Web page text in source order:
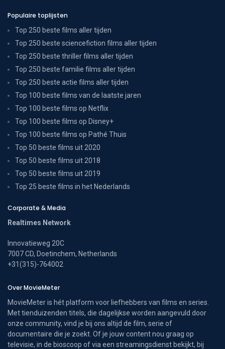
Populaire toplijsten
Top 250 beste films aller tijden
Top 250 beste sciencefiction films aller tijden
Top 250 beste thriller films aller tijden
Top 250 beste familie films aller tijden
Top 250 beste actie films aller tijden
Top 100 beste films van de laatste jaren
Top 100 beste films op Netflix
Top 100 beste films op Disney+
Top 100 beste films op Pathé Thuis
Top 50 beste films uit 2020
Top 50 beste films uit 2018
Top 50 beste films uit 2019
Top 25 beste films in het Nederlands
Corporate & Media
Realtimes Network
Innovatieweg 20C
7007 CD, Doetinchem, Netherlands
+31(315)-764002
Over MovieMeter
MovieMeter is hét platform voor liefhebbers van films en series.
Met tienduizenden titels, die dagelijkse worden aangevuld door
onze community, vind je bij ons altijd de film, serie of
documentaire die je zoekt. Of je jouw content nou graag op
televisie, in de bioscoop of via een streamingsdienst bekijkt, bij